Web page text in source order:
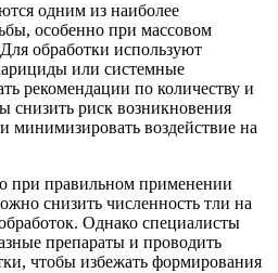
одним из наиболее
особенно при массовом
обработки используют
или системные
рекомендации по количеству и
снизить риск возникновения
минимизировать воздействие на
при правильном применении
снизить численность тли на
Однако специалисты
препараты и проводить
чтобы избежать формирования